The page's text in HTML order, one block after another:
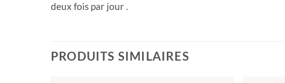
deux fois par jour .
PRODUITS SIMILAIRES